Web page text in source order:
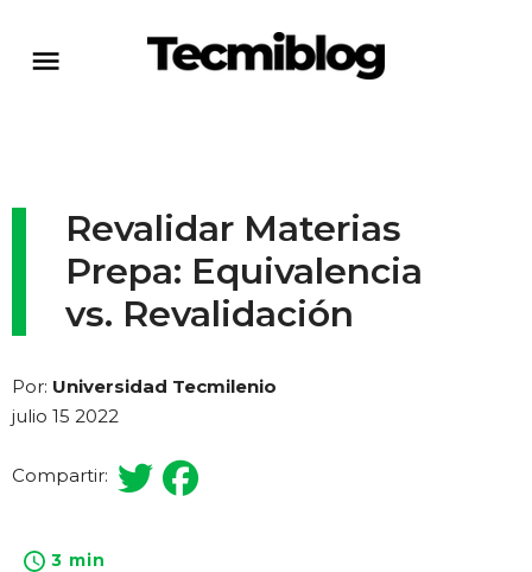
Revalidar Materias
Prepa: Equivalencia
vs. Revalidación
Por: Universidad Tecmilenio
julio 15 2022
Compartir:
3 min